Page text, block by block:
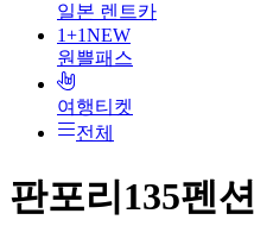
일본 렌트카
1+1NEW
원쁠패스
여행티켓
전체
판포리135펜션